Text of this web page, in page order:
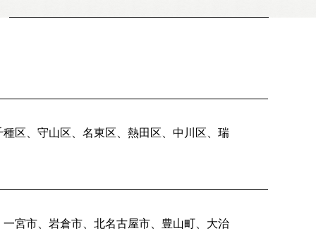
区、守山区、名東区、熱田区、中川区、瑞
宮市、岩倉市、北名古屋市、豊山町、大治